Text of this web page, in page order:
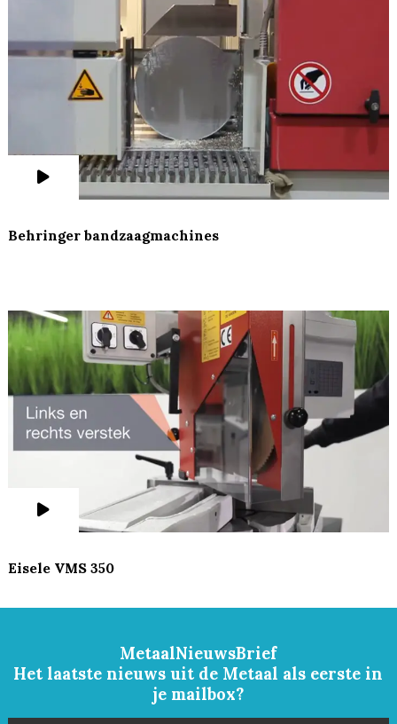
Behringer bandzaagmachines
Eisele VMS 350
MetaalNieuwsBrief
Het laatste nieuws uit de Metaal als eerste in
je mailbox?